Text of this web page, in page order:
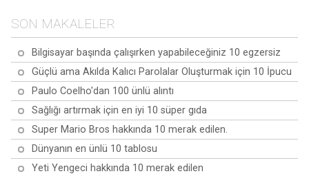
SON MAKALELER
Bilgisayar başında çalışırken yapabileceğiniz 10 egzersiz
Güçlü ama Akılda Kalıcı Parolalar Oluşturmak için 10 İpucu
Paulo Coelho'dan 100 ünlü alıntı
Sağlığı artırmak için en iyi 10 süper gıda
Super Mario Bros hakkında 10 merak edilen.
Dünyanın en ünlü 10 tablosu
Yeti Yengeci hakkında 10 merak edilen